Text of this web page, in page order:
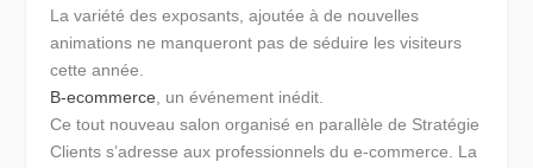
La variété des exposants, ajoutée à de nouvelles
animations ne manqueront pas de séduire les visiteurs
cette année.
B-ecommerce, un événement inédit.
Ce tout nouveau salon organisé en parallèle de Stratégie
Clients s’adresse aux professionnels du e-commerce. La